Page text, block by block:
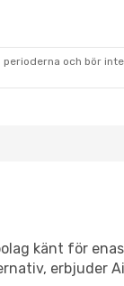
och bör
känt för
erbjuder